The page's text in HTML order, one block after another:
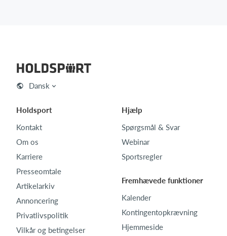
Dansk
Holdsport
Kontakt
Om os
Karriere
Presseomtale
Artikelarkiv
Annoncering
Privatlivspolitik
Vilkår og betingelser
Hjælp
Spørgsmål & Svar
Webinar
Sportsregler
Fremhævede funktioner
Kalender
Kontingentopkrævning
Hjemmeside